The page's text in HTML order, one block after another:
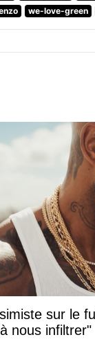
we-love-green
sur le
nous infiltrer"